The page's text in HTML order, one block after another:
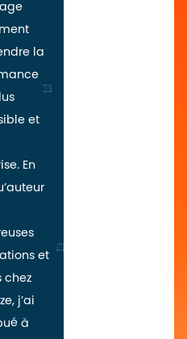
la
et
En
et
chez
j’ai
à